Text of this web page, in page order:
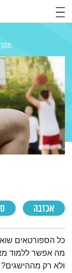
אכזבה
תמצית
כל הספורטאים
מה אפשר ללמוד
ולא רק מההישגים?